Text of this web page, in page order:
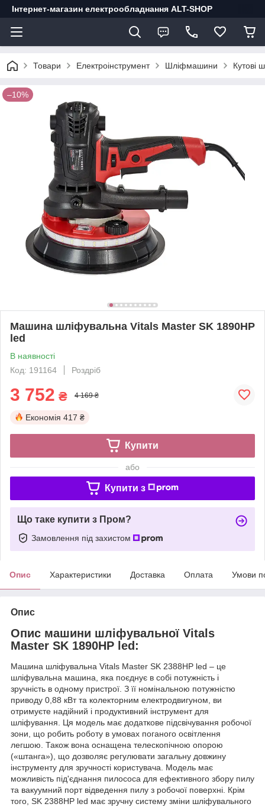
Інтернет-магазин електрообладнання ALT-SHOP
Товари Електроінструмент Шліфмашини Кутові
–10%
Машина шліфувальна Vitals Master SK 1890HP
led
В наявності
Код: 191164
Роздріб
3 752 ₴ 4 169 ₴
Економія 417 ₴
Купити
або
Купити з
Що таке купити з Пром?
Замовлення під захистом
Опис Характеристики Доставка Оплата Умови
Опис
Опис машини шліфувальної Vitals
Master SK 1890HP led:
Машина шліфувальна Vitals Master SK 2388HP led – це
шліфувальна машина, яка поєднує в собі потужність і
зручність в одному пристрої. З її номінальною потужністю
приводу 0,88 кВт та колекторним електродвигуном, ви
отримуєте надійний і продуктивний інструмент для
шліфування. Ця модель має додаткове підсвічування робочої
зони, що робить роботу в умовах поганого освітлення
легшою. Також вона оснащена телескопічною опорою
(«штанга»), що дозволяє регулювати загальну довжину
інструменту для зручності користувача. Модель має
можливість під'єднання пилососа для ефективного збору пилу
та вакуумний порт відведення пилу з робочої поверхні. Крім
того, SK 2388HP led має зручну систему зміни шліфувального